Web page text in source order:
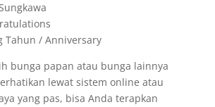
Tahun / Anniversary
bunga papan atau bunga lainnya
lewat sistem online atau
yang pas, bisa Anda terapkan